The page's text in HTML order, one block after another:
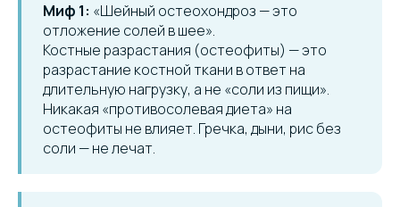
Миф 1: «Шейный остеохондроз — это
отложение солей в шее».
Костные разрастания (остеофиты) — это
разрастание костной ткани в ответ на
длительную нагрузку, а не «соли из пищи».
Никакая «противосолевая диета» на
остеофиты не влияет. Гречка, дыни, рис без
соли — не лечат.